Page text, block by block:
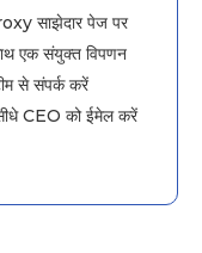
साझेदार पेज पर
एक संयुक्त विपणन
से संपर्क करें
CEO को ईमेल करें